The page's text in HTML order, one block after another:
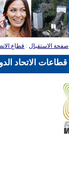
صفحة الاستقبال: قطاع
قطاعات الاتحاد